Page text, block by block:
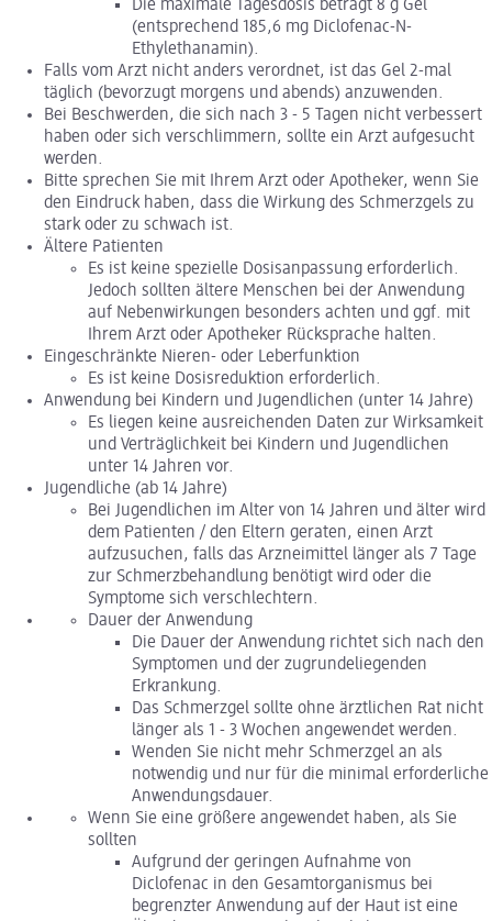
Die maximale Tagesdosis beträgt 8 g Gel
(entsprechend 185,6 mg Diclofenac-N-
Ethylethanamin).
Falls vom Arzt nicht anders verordnet, ist das Gel 2-mal
täglich (bevorzugt morgens und abends) anzuwenden.
Bei Beschwerden, die sich nach 3 - 5 Tagen nicht verbessert
haben oder sich verschlimmern, sollte ein Arzt aufgesucht
werden.
Bitte sprechen Sie mit Ihrem Arzt oder Apotheker, wenn Sie
den Eindruck haben, dass die Wirkung des Schmerzgels zu
stark oder zu schwach ist.
Ältere Patienten
Es ist keine spezielle Dosisanpassung erforderlich.
Jedoch sollten ältere Menschen bei der Anwendung
auf Nebenwirkungen besonders achten und ggf. mit
Ihrem Arzt oder Apotheker Rücksprache halten.
Eingeschränkte Nieren- oder Leberfunktion
Es ist keine Dosisreduktion erforderlich.
Anwendung bei Kindern und Jugendlichen (unter 14 Jahre)
Es liegen keine ausreichenden Daten zur Wirksamkeit
und Verträglichkeit bei Kindern und Jugendlichen
unter 14 Jahren vor.
Jugendliche (ab 14 Jahre)
Bei Jugendlichen im Alter von 14 Jahren und älter wird
dem Patienten / den Eltern geraten, einen Arzt
aufzusuchen, falls das Arzneimittel länger als 7 Tage
zur Schmerzbehandlung benötigt wird oder die
Symptome sich verschlechtern.
Dauer der Anwendung
Die Dauer der Anwendung richtet sich nach den
Symptomen und der zugrundeliegenden
Erkrankung.
Das Schmerzgel sollte ohne ärztlichen Rat nicht
länger als 1 - 3 Wochen angewendet werden.
Wenden Sie nicht mehr Schmerzgel an als
notwendig und nur für die minimal erforderliche
Anwendungsdauer.
Wenn Sie eine größere angewendet haben, als Sie
sollten
Aufgrund der geringen Aufnahme von
Diclofenac in den Gesamtorganismus bei
begrenzter Anwendung auf der Haut ist eine